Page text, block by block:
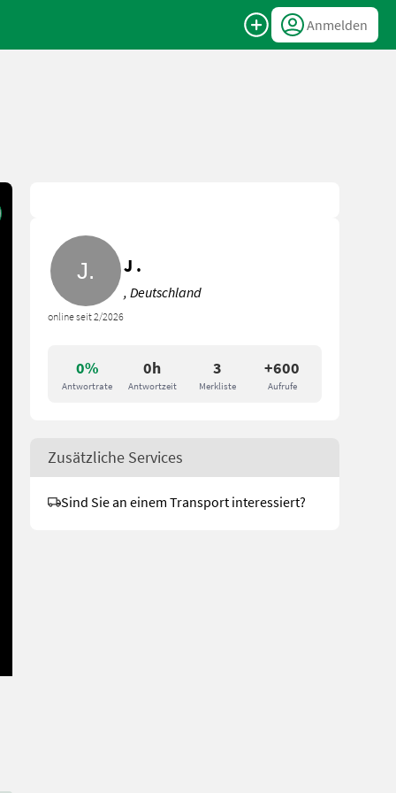
Anmelden
0%
Antwortrate
0h
Antwortzeit
3
Merkliste
+600
Aufrufe
online seit 2/2026
J .
, Deutschland
Zusätzliche Services
Sind Sie an einem Transport interessiert?